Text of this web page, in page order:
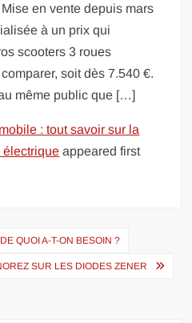
en vente depuis mars
à un prix qui
scooters 3 roues
soit dès 7.540 €.
même public que […]
: tout savoir sur la
électrique appeared first
QUOI A-T-ON BESOIN ?
SUR LES DIODES ZENER